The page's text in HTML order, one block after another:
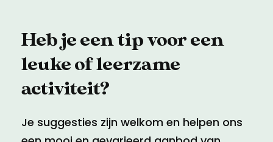
Heb je een tip voor een
leuke of leerzame
activiteit?
Je suggesties zijn welkom en helpen ons